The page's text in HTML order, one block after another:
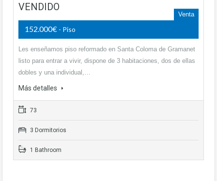
VENDIDO
Venta
152.000€ - Piso
Les enseñamos piso reformado en Santa Coloma de Gramanet
listo para entrar a vivir, dispone de 3 habitaciones, dos de ellas
dobles y una individual,…
Más detalles
73
3 Dormitorios
1 Bathroom